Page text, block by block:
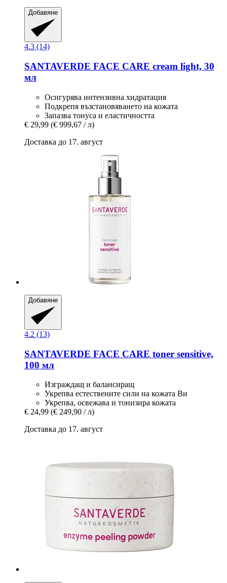
Добавяне
4.3 (14)
SANTAVERDE FACE CARE cream light, 30
мл
Осигурява интензивна хидратация
Подкрепя възстановяването на кожата
Запазва тонуса и еластичността
€ 29,99 (€ 999,67 / л)
Доставка до 17. август
Добавяне
4.2 (13)
SANTAVERDE FACE CARE toner sensitive,
100 мл
Изграждащ и балансиращ
Укрепва естествените сили на кожата Ви
Укрепва, освежава и тонизира кожата
€ 24,99 (€ 249,90 / л)
Доставка до 17. август